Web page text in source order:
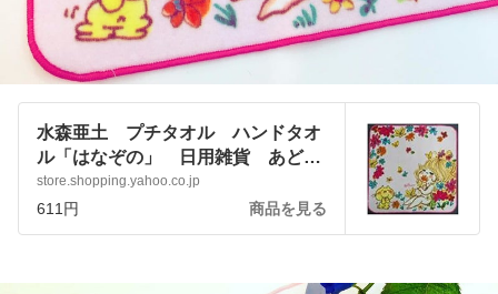
水森亜土 プチタオル ハンドタオ
ル「はなぞの」 日用雑貨 あどち
ゃん キャラクターグッズ
:p9kxk8aqqj:アートサロン和錆 - 通
販 - Yahoo!ショッピング
store.shopping.yahoo.co.jp
611円 商品を見る